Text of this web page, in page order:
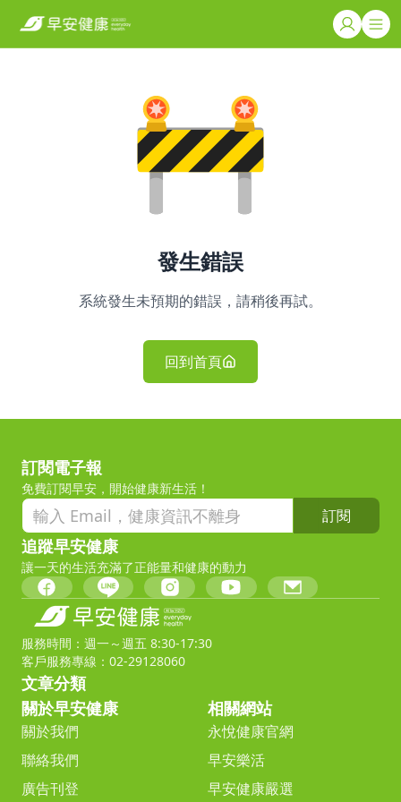
發生錯誤
系統發生未預期的錯誤，請稍後再試。
回到首頁
訂閱電子報
免費訂閱早安，開始健康新生活！
訂閱
追蹤早安健康
讓一天的生活充滿了正能量和健康的動力
服務時間：週一～週五 8:30-17:30
客戶服務專線：02-29128060
文章分類
關於早安健康
關於我們
聯絡我們
廣告刊登
相關網站
永悅健康官網
早安樂活
早安健康嚴選